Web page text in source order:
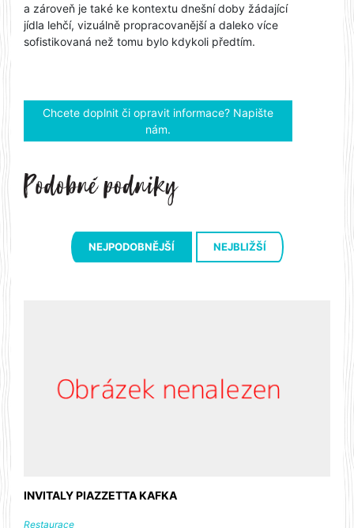
a zároveň je také ke kontextu dnešní doby žádající
jídla lehčí, vizuálně propracovanější a daleko více
sofistikovaná než tomu bylo kdykoli předtím.
Chcete doplnit či opravit informace? Napište
nám.
NEJPODOBNĚJŠÍ NEJBLIŽŠÍ
INVITALY PIAZZETTA KAFKA
Restaurace